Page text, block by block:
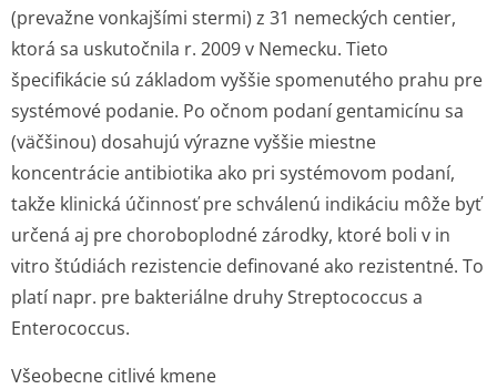
(prevažne vonkajšími stermi) z 31 nemeckých centier,
ktorá sa uskutočnila r. 2009 v Nemecku. Tieto
špecifikácie sú základom vyššie spomenutého prahu pre
systémové podanie. Po očnom podaní gentamicínu sa
(väčšinou) dosahujú výrazne vyššie miestne
koncentrácie antibiotika ako pri systémovom podaní,
takže klinická účinnosť pre schválenú indikáciu môže byť
určená aj pre choroboplodné zárodky, ktoré boli v in
vitro štúdiách rezistencie definované ako rezistentné. To
platí napr. pre bakteriálne druhy Streptococcus a
Enterococcus.
Všeobecne citlivé kmene